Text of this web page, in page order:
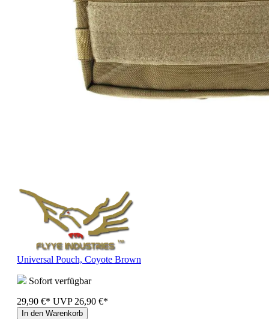
Universal Pouch, Coyote Brown
Sofort verfügbar
29,90 €* UVP 26,90 €*
In den Warenkorb